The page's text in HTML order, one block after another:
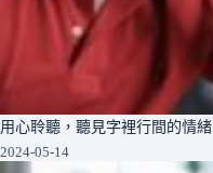
用心聆聽，聽見字裡行間的情緒
2024-05-14